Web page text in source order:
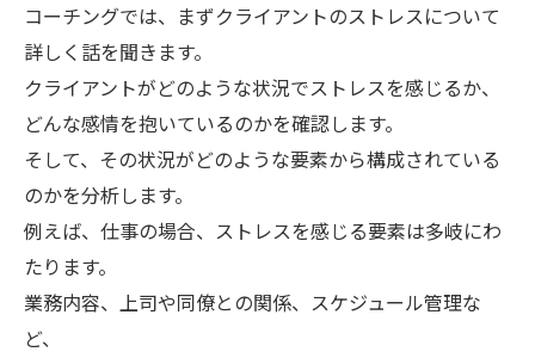
コーチングでは、まずクライアントのストレスについて
詳しく話を聞きます。
クライアントがどのような状況でストレスを感じるか、
どんな感情を抱いているのかを確認します。
そして、その状況がどのような要素から構成されている
のかを分析します。
例えば、仕事の場合、ストレスを感じる要素は多岐にわ
たります。
業務内容、上司や同僚との関係、スケジュール管理な
ど、